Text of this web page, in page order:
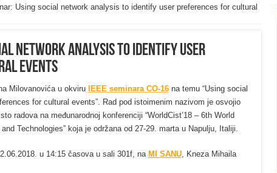
Using social network analysis to identify user preferences for cultural
network analysis to identify user
events
Milovanovića u okviru IEEE seminara CO-16na temu “Using social
for cultural events”. Rad pod istoimenim nazivom je osvojio
radova na međunarodnoj konferenciji “WorldCist’18 – 6th World
Technologies” koja je održana od 27-29. marta u Napulju, Italiji.
u 14:15 časova u sali 301f, na MI SANU, Kneza Mihaila